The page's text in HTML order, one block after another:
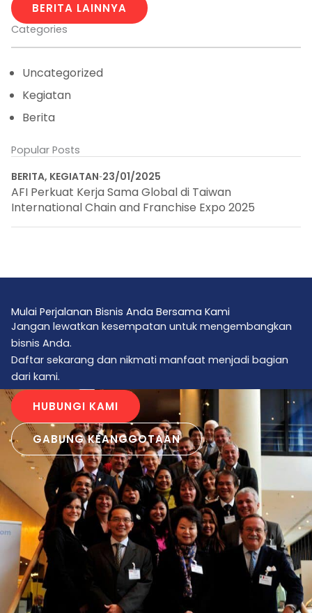
BERITA LAINNYA
Categories
Uncategorized
Kegiatan
Berita
Popular Posts
BERITA, KEGIATAN 23/01/2025
AFI Perkuat Kerja Sama Global di Taiwan
International Chain and Franchise Expo 2025
Mulai Perjalanan Bisnis Anda Bersama Kami
Jangan lewatkan kesempatan untuk mengembangkan
bisnis Anda.
Daftar sekarang dan nikmati manfaat menjadi bagian
dari kami.
HUBUNGI KAMI
GABUNG KEANGGOTAAN